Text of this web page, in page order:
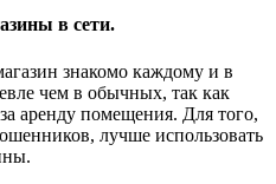
в сети.
знакомо каждому и в
чем в обычных, так как
аренду помещения. Для того,
лучше использовать